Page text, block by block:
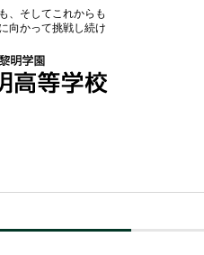
、そしてこれからも
向かって挑戦し続け